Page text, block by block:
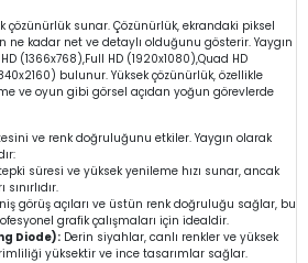
çözünürlük sunar. Çözünürlük, ekrandaki piksel
ne kadar net ve detaylı olduğunu gösterir. Yaygın
(1366x768),Full HD (1920x1080),Quad HD
bulunur. Yüksek çözünürlük, özellikle
ve oyun gibi görsel açıdan yoğun görevlerde
ve renk doğruluğunu etkiler. Yaygın olarak
tepki süresi ve yüksek yenileme hızı sunar, ancak
görüş açıları ve üstün renk doğruluğu sağlar, bu
grafik çalışmaları için idealdir.
Diode): Derin siyahlar, canlı renkler ve yüksek
yüksektir ve ince tasarımlar sağlar.